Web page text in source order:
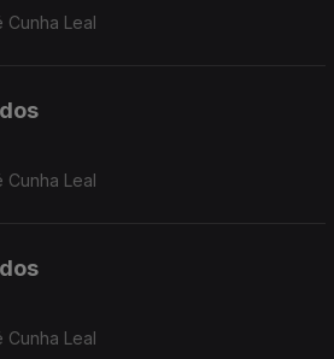
Leal
Leal
Leal